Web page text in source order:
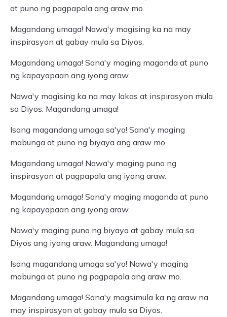
at puno ng pagpapala ang araw mo.
Magandang umaga! Nawa'y magising ka na may
inspirasyon at gabay mula sa Diyos.
Magandang umaga! Sana'y maging maganda at puno
ng kapayapaan ang iyong araw.
Nawa'y magising ka na may lakas at inspirasyon mula
sa Diyos. Magandang umaga!
Isang magandang umaga sa'yo! Sana'y maging
mabunga at puno ng biyaya ang araw mo.
Magandang umaga! Nawa'y maging puno ng
inspirasyon at pagpapala ang iyong araw.
Magandang umaga! Sana'y maging maganda at puno
ng kapayapaan ang iyong araw.
Nawa'y maging puno ng biyaya at gabay mula sa
Diyos ang iyong araw. Magandang umaga!
Isang magandang umaga sa'yo! Nawa'y maging
mabunga at puno ng pagpapala ang araw mo.
Magandang umaga! Sana'y magsimula ka ng araw na
may inspirasyon at gabay mula sa Diyos.